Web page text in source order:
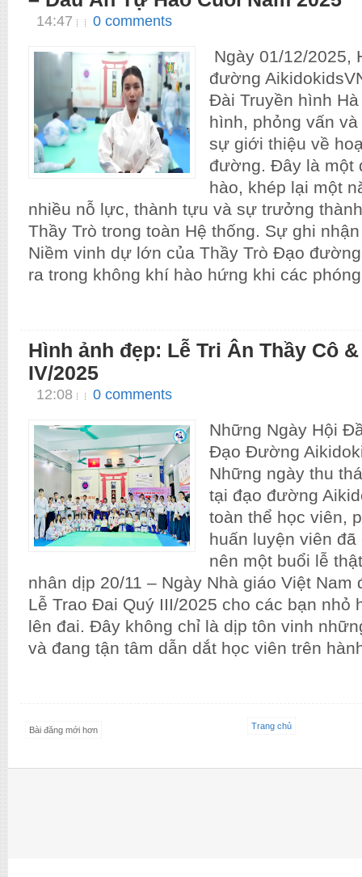
14:47 0 comments
Ngày 01/12/2025,
đường
Đài Truyền hình
hình, phỏng vấn
sự giới thiệu về
đường. Đây là một
hào, khép lại một
nhiều nỗ lực, thành tựu và sự trưởng
Thầy Trò trong toàn Hệ thống. Sự ghi
Niềm vinh dự lớn của Thầy Trò Đạo
ra trong không khí hào hứng khi các
Hình ảnh đẹp: Lễ Tri Ân Thầy Cô
IV/2025
12:08 0 comments
Những Ngày Hội
Đạo Đường
Những ngày thu
tại đạo đường
toàn thể học viên,
huấn luyện viên
nên một buổi lễ
nhân dịp 20/11 – Ngày Nhà giáo Việt
Lễ Trao Đai Quý III/2025 cho các bạn nhỏ
lên đai. Đây không chỉ là dịp tôn vinh
và đang tận tâm dẫn dắt học viên trên
Bài đăng mới hơn Trang chủ